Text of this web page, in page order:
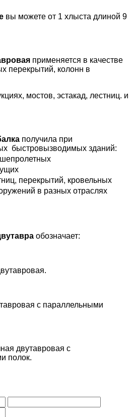
вы можете от 1 хлыста длиной 9
применяется в качестве
перекрытий, колонн в
мостов, эстакад, лестниц. и
получила при
быстровызводимых зданий:
, перекрытий, кровельных
в разных отраслях
обозначает:
с параллельными
двутавровая с
полок.